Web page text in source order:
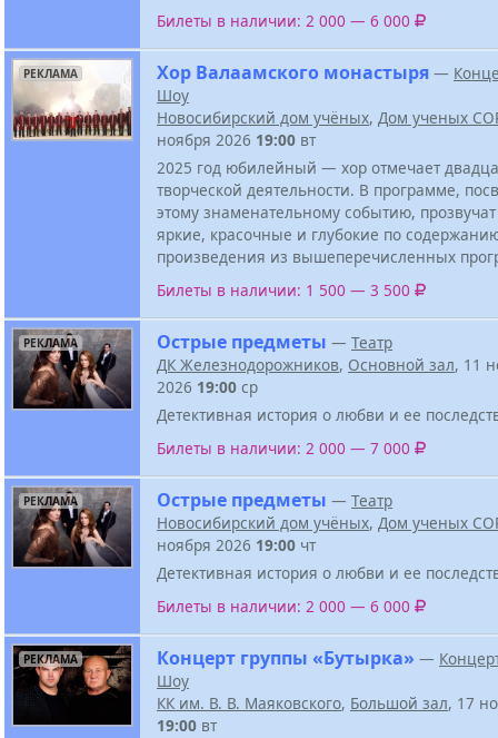
Билеты в наличии: 2 000 — 6 000
РЕКЛАМА Хор Валаамского монастыря —
Шоу
Новосибирский дом учёных, Дом ученых
ноября 2026 19:00 вт
2025 год юбилейный — хор отмечает
творческой деятельности. В программе,
этому знаменательному событию,
яркие, красочные и глубокие по
произведения из вышеперечисленных
Билеты в наличии: 1 500 — 3 500
РЕКЛАМА Острые предметы — Театр
ДК Железнодорожников, Основной зал, 11
2026 19:00 ср
Детективная история о любви и ее
Билеты в наличии: 2 000 — 7 000
РЕКЛАМА Острые предметы — Театр
Новосибирский дом учёных, Дом ученых
ноября 2026 19:00 чт
Детективная история о любви и ее
Билеты в наличии: 2 000 — 6 000
РЕКЛАМА Концерт группы «Бутырка» —
Шоу
КК им. В. В. Маяковского, Большой зал, 17
19:00 вт